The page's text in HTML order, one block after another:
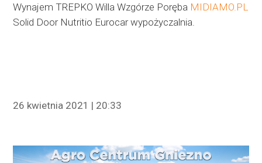
Wynajem TREPKO Willa Wzgórze Poręba MIDIAMO.PL
Solid Door Nutritio Eurocar wypożyczalnia.
26 kwietnia 2021 | 20:33